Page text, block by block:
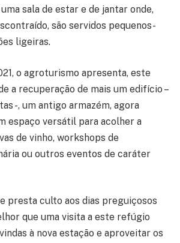
sala de estar e de jantar onde,
são servidos pequenos-
ligeiras.
o agroturismo apresenta, este
a recuperação de mais um edifício –
-, um antigo armazém, agora
espaço versátil para acolher a
de vinho, workshops de
ou outros eventos de caráter
presta culto aos dias preguiçosos
que uma visita a este refúgio
à nova estação e aproveitar os